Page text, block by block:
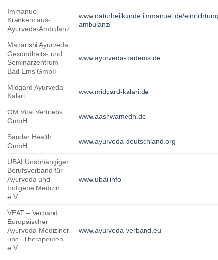
Immanuel-
Krankenhaus-
Ayurveda-Ambulanz
www.naturheilkunde.immanuel.de/
ambulanz/
Maharishi Ayurveda
Gesundheits- und
Seminarzentrum
Bad Ems GmbH
www.ayurveda-badems.de
Midgard Ayurveda
Kalari
www.midgard-kalari.de
OM Vital Vertriebs
GmbH
www.aashwamedh.de
Sander Health
GmbH
www.ayurveda-deutschland.org
UBAI Unabhängiger
Berufsverband für
Ayurveda und
Indigene Medizin
e.V.
www.ubai.info
VEAT – Verband
Europäischer
Ayurveda-Mediziner
und -Therapeuten
e.V.
www.ayurveda-verband.eu